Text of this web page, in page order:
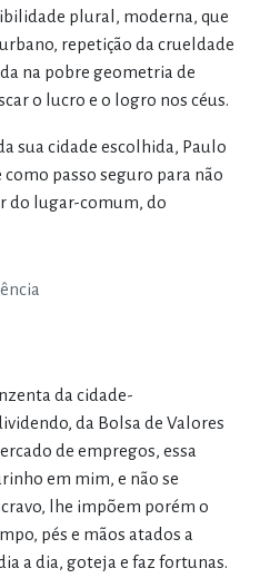
plural, moderna, que
repetição da crueldade
na pobre geometria de
o lucro e o logro nos céus.
sua cidade escolhida, Paulo
passo seguro para não
do lugar-comum, do
da cidade-
da Bolsa de Valores
de empregos, essa
em mim, e não se
lhe impõem porém o
pés e mãos atados a
a dia, goteja e faz fortunas.